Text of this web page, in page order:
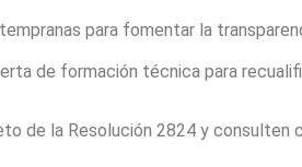
para fomentar la
de formación técnica para
de la Resolución 2824 y consulten